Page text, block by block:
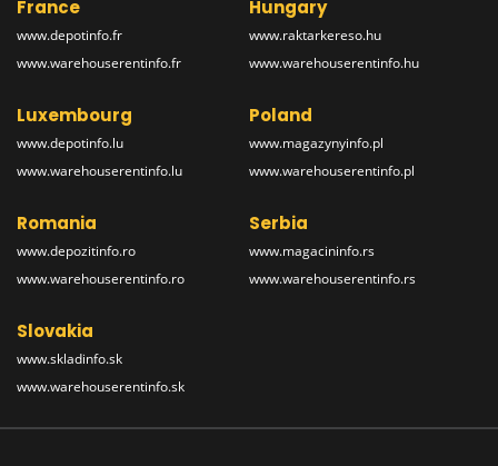
France
www.depotinfo.fr
www.warehouserentinfo.fr
Hungary
www.raktarkereso.hu
www.warehouserentinfo.hu
Luxembourg
www.depotinfo.lu
www.warehouserentinfo.lu
Poland
www.magazynyinfo.pl
www.warehouserentinfo.pl
Romania
www.depozitinfo.ro
www.warehouserentinfo.ro
Serbia
www.magacininfo.rs
www.warehouserentinfo.rs
Slovakia
www.skladinfo.sk
www.warehouserentinfo.sk